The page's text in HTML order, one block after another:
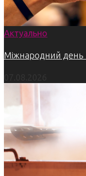
Актуально
Міжнародний день